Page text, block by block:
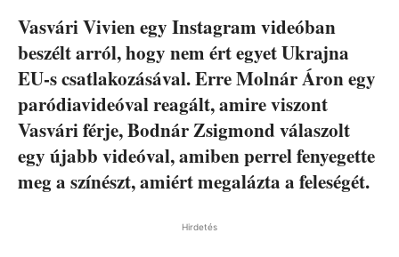
Vasvári Vivien egy Instagram videóban
beszélt arról, hogy nem ért egyet Ukrajna
EU-s csatlakozásával. Erre Molnár Áron egy
paródiavideóval reagált, amire viszont
Vasvári férje, Bodnár Zsigmond válaszolt
egy újabb videóval, amiben perrel fenyegette
meg a színészt, amiért megalázta a feleségét.
Hirdetés